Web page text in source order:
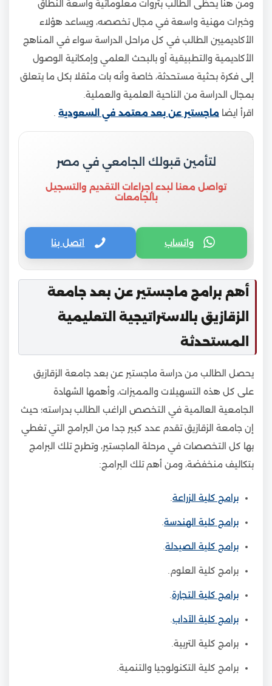
ومن هنا يحظى الطالب بثروات معلوماتية واسعة النطاق
وخبرات مهنية واسعة في مجال تخصصه، ويساعد هؤلاء
الأكاديميين الطالب في كل مراحل الدراسة سواء في المناهج
الأكاديمية والتطبيقية أو بالبحث العلمي وإمكانية الوصول
إلى فكرة بحثية مستحدثة، خاصة وأنه بات مثقلا بكل ما يتعلق
بمجال الدراسة من الناحية العلمية والعملية.
اقرأ ايضا ماجستير عن بعد معتمد في السعودية
لتأمين قبولك الجامعي في مصر
تواصل معنا لبدء إجراءات التقديم والتسجيل
بالجامعات
واتساب اتصل بنا
أهم برامج ماجستير عن بعد جامعة
الزقازيق بالاستراتيجية التعليمية
المستحدثة
يحصل الطالب من دراسة ماجستير عن بعد جامعة الزقازيق
على كل هذه التسهيلات والمميزات، وأهمها الشهادة
الجامعية العالمية في التخصص الراغب الطالب بدراسته؛ حيث
إن جامعة الزقازيق تقدم عدد كبير جدا من البرامج التي تغطي
بها كل التخصصات في مرحلة الماجستير، وتطرح تلك البرامج
بتكاليف منخفضة، ومن أهم تلك البرامج:
برامج كلية الزراعة
برامج كلية الهندسة
برامج كلية الصيدلة
برامج كلية العلوم.
برامج كلية التجارة
برامج كلية الآداب
برامج كلية التربية.
برامج كلية التكنولوجيا والتنمية.